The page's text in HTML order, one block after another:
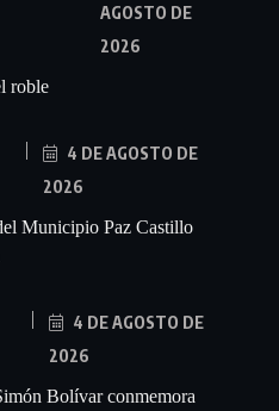
AGOSTO DE
2026
roble
4 DE AGOSTO DE
2026
Municipio Paz Castillo
4 DE AGOSTO DE
2026
Bolívar conmemora